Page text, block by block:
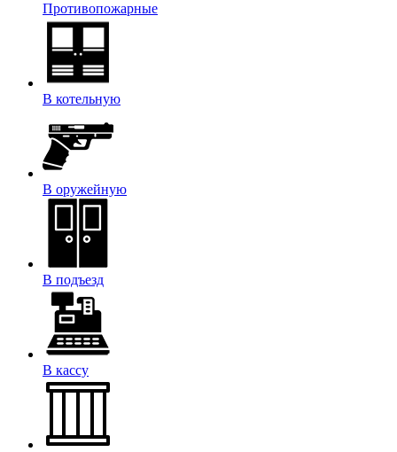
Противопожарные
В котельную
В оружейную
В подъезд
В кассу